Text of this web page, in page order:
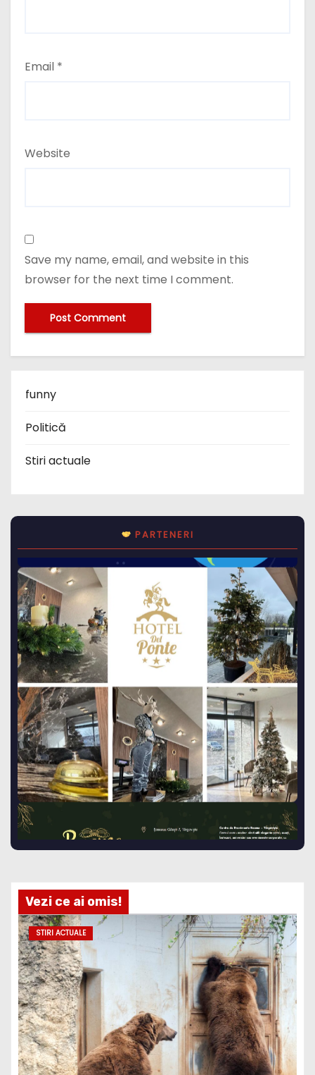
Email *
Website
Save my name, email, and website in this
browser for the next time I comment.
funny
Politică
Stiri actuale
PARTENERI
Vezi ce ai omis!
STIRI ACTUALE